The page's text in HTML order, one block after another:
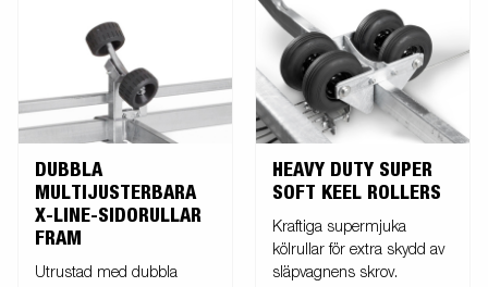
DUBBLA
MULTIJUSTERBARA
X-LINE-SIDORULLAR
FRAM
Utrustad med dubbla
HEAVY DUTY SUPER
SOFT KEEL ROLLERS
Kraftiga supermjuka
kölrullar för extra skydd av
släpvagnens skrov.